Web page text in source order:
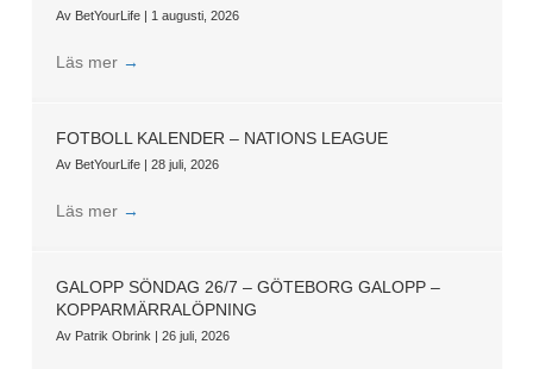
Av BetYourLife | 1 augusti, 2026
Läs mer →
FOTBOLL KALENDER – NATIONS LEAGUE
Av BetYourLife | 28 juli, 2026
Läs mer →
GALOPP SÖNDAG 26/7 – GÖTEBORG GALOPP –
KOPPARMÄRRALÖPNING
Av Patrik Obrink | 26 juli, 2026